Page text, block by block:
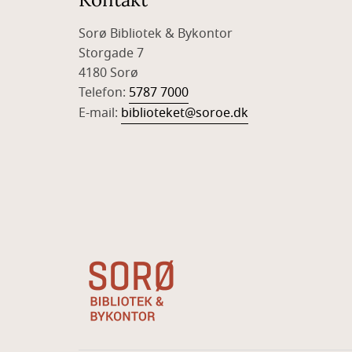
Sorø Bibliotek & Bykontor
Storgade 7
4180 Sorø
Telefon: 5787 7000
E-mail: biblioteket@soroe.dk